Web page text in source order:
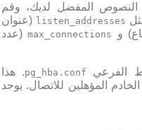
النصوص المفضل لديك، وقم
listen_addresses (عنوان
max_connections(عدد
الفرعي pg_hba.conf. هذا
المؤهلين للاتصال. يوجد